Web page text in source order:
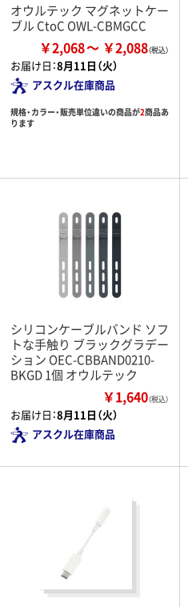
オウルテック マグネットケー
ブル CtoC OWL-CBMGCC
￥2,068 ￥2,088
お届け日：8月11日（火）
アスクル在庫商品
規格・カラー・販売単位違いの商品が2商品あ
ります
シリコンケーブルバンド ソフ
トな手触り ブラックグラデー
ション OEC-CBBAND0210-
BKGD 1個 オウルテック
￥1,640（税込）
お届け日：8月11日（火）
アスクル在庫商品